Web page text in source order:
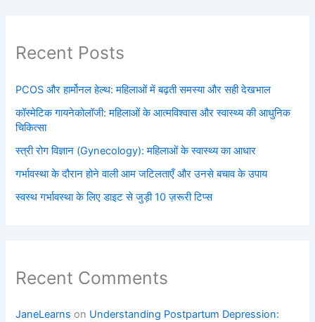
Recent Posts
PCOS और हार्मोनल हेल्थ: महिलाओं में बढ़ती समस्या और सही देखभाल
कॉस्मेटिक गायनेकोलॉजी: महिलाओं के आत्मविश्वास और स्वास्थ्य की आधुनिक
चिकित्सा
स्त्री रोग विज्ञान (Gynecology): महिलाओं के स्वास्थ्य का आधार
गर्भावस्था के दौरान होने वाली आम जटिलताएँ और उनसे बचाव के उपाय
स्वस्थ गर्भावस्था के लिए डाइट से जुड़ी 10 ज़रूरी टिप्स
Recent Comments
JaneLearns on Understanding Postpartum Depression: